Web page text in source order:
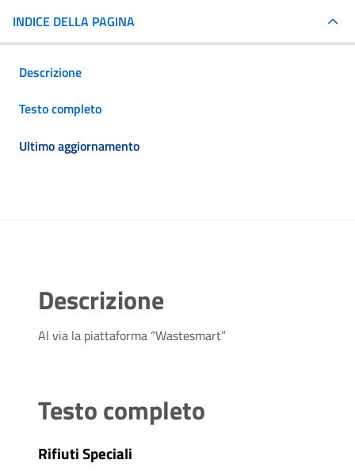
INDICE DELLA PAGINA
Descrizione
Testo completo
Ultimo aggiornamento
Descrizione
Al via la piattaforma “Wastesmart”
Testo completo
Rifiuti Speciali